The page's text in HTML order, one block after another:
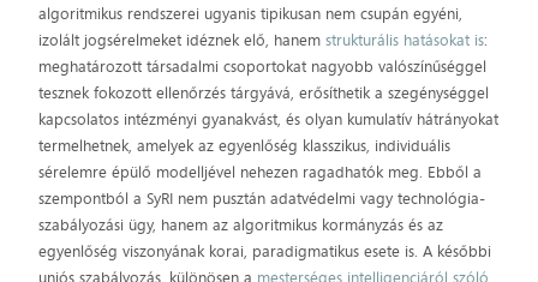
algoritmikus rendszerei ugyanis tipikusan nem csupán egyéni,
izolált jogsérelmeket idéznek elő, hanemstrukturális hatásokat is:
meghatározott társadalmi csoportokat nagyobb valószínűséggel
tesznek fokozott ellenőrzés tárgyává, erősíthetik a szegénységgel
kapcsolatos intézményi gyanakvást, és olyan kumulatív hátrányokat
termelhetnek, amelyek az egyenlőség klasszikus, individuális
sérelemre épülő modelljével nehezen ragadhatók meg. Ebből a
szempontból a SyRI nem pusztán adatvédelmi vagy technológia-
szabályozási ügy, hanem az algoritmikus kormányzás és az
egyenlőség viszonyának korai, paradigmatikus esete is. A későbbi
uniós szabályozás, különösen a mesterséges intelligenciáról szóló